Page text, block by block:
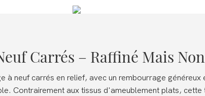
Carrés – Raffiné Mais
neuf carrés en relief, avec un rembourrage généreux
Contrairement aux tissus d'ameublement plats,